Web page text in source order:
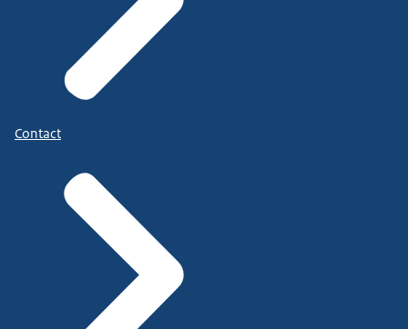
Contact